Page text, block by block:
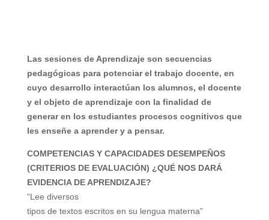
Las sesiones de Aprendizaje son secuencias
pedagógicas para potenciar el trabajo docente, en
cuyo desarrollo interactúan los alumnos, el docente
y el objeto de aprendizaje con la finalidad de
generar en los estudiantes procesos cognitivos que
les enseñe a aprender y a pensar.
COMPETENCIAS Y CAPACIDADES DESEMPEÑOS
(CRITERIOS DE EVALUACIÓN) ¿QUÉ NOS DARÁ
EVIDENCIA DE APRENDIZAJE?
“Lee diversos
tipos de textos escritos en su lengua materna”